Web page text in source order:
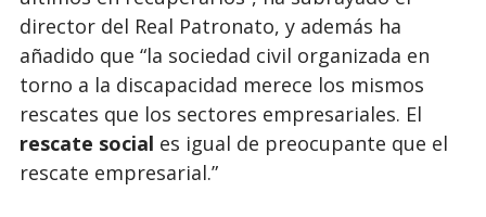
director del Real Patronato, y además ha
añadido que “la sociedad civil organizada en
torno a la discapacidad merece los mismos
rescates que los sectores empresariales. El
rescate social es igual de preocupante que el
rescate empresarial.”